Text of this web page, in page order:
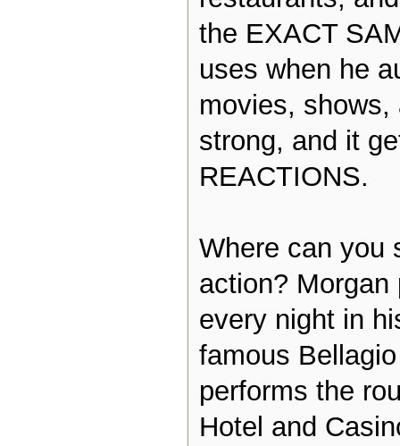
the EXACT
uses when he
movies, shows,
strong, and it
REACTIONS.
Where can you
action?
every night in
famous
performs the
Hotel and